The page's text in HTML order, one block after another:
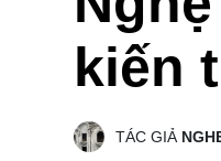
kiến
TÁC GIẢ